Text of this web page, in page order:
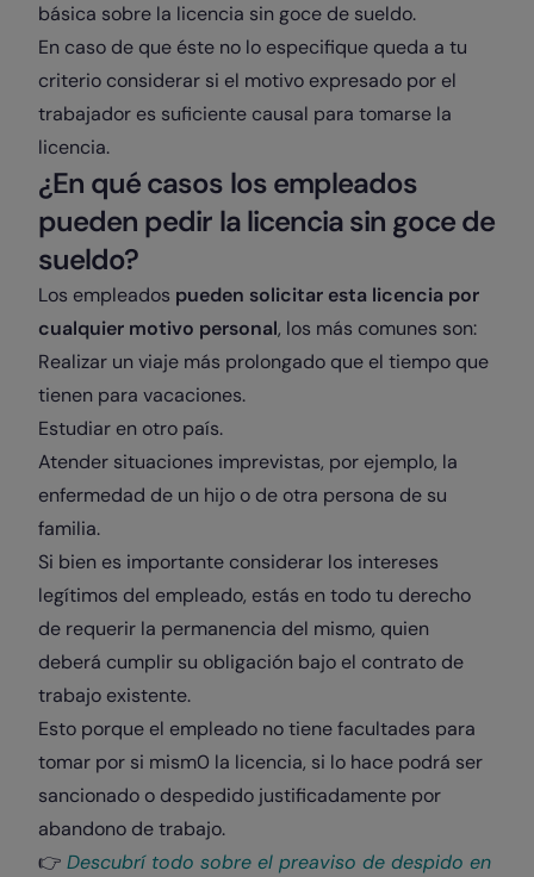
básica sobre la licencia sin goce de sueldo.
En caso de que éste no lo especifique queda a tu
criterio considerar si el motivo expresado por el
trabajador es suficiente causal para tomarse la
licencia.
¿En qué casos los empleados
pueden pedir la licencia sin goce de
sueldo?
Los empleados pueden solicitar esta licencia por
cualquier motivo personal, los más comunes son:
Realizar un viaje más prolongado que el tiempo que
tienen para vacaciones.
Estudiar en otro país.
Atender situaciones imprevistas, por ejemplo, la
enfermedad de un hijo o de otra persona de su
familia.
Si bien es importante considerar los intereses
legítimos del empleado, estás en todo tu derecho
de requerir la permanencia del mismo, quien
deberá cumplir su obligación bajo el contrato de
trabajo existente.
Esto porque el empleado no tiene facultades para
tomar por si mism0 la licencia, si lo hace podrá ser
sancionado o despedido justificadamente por
abandono de trabajo.
👉​ Descubrí todo sobre el preaviso de despido en